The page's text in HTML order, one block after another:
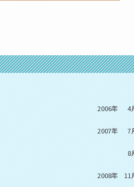
2006年 4
2007年 7
8
2008年 11